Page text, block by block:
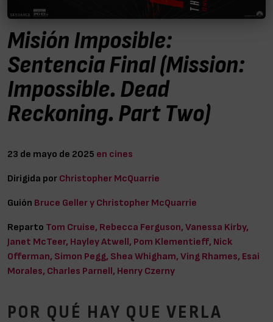
Misión Imposible:
Sentencia Final (Mission:
Impossible. Dead
Reckoning. Part Two)
23 de mayo de 2025 en cines
Dirigida por Christopher McQuarrie
Guión Bruce Geller y Christopher McQuarrie
Reparto Tom Cruise, Rebecca Ferguson, Vanessa Kirby,
Janet McTeer, Hayley Atwell, Pom Klementieff, Nick
Offerman, Simon Pegg, Shea Whigham, Ving Rhames, Esai
Morales, Charles Parnell, Henry Czerny
POR QUÉ HAY QUE VERLA